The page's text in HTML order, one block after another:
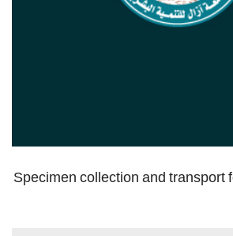
Specimen collection and transport